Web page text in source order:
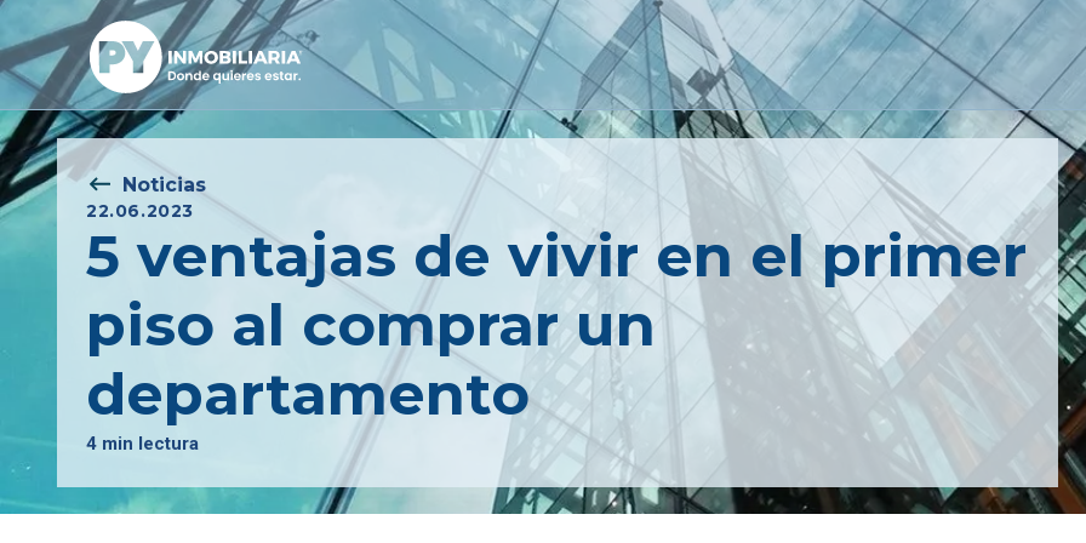
Noticias
22.06.2023
5 ventajas de vivir en el primer
piso al comprar un
departamento
4 min lectura